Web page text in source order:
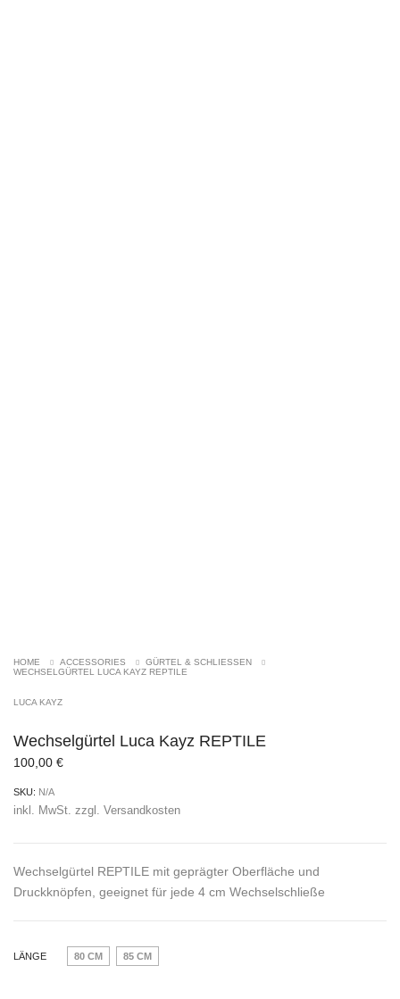
HOME ACCESSORIES
GÜRTEL & SCHLIESSEN
WECHSELGÜRTEL LUCA KAYZ REPTILE
LUCA KAYZ
Wechselgürtel Luca Kayz REPTILE
100,00 €
SKU: N/A
inkl. MwSt. zzgl. Versandkosten
Wechselgürtel REPTILE mit geprägter Oberfläche und
Druckknöpfen, geeignet für jede 4 cm Wechselschließe
LÄNGE 80 CM 85 CM